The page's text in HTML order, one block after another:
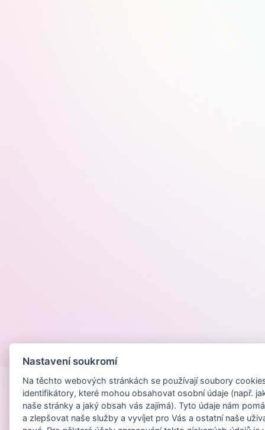
Nastavení soukromí
Na těchto webových stránkách se používají soubory
identifikátory, které mohou obsahovat osobní údaje (např.
naše stránky a jaký obsah vás zajímá). Tyto údaje nám
a zlepšovat naše služby a vyvíjet pro Vás a ostatní naše